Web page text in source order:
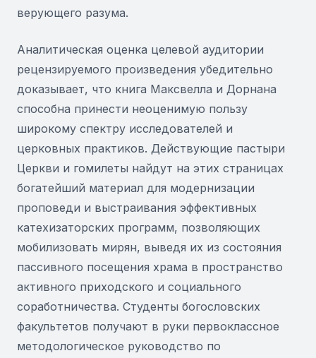
верующего разума.
Аналитическая оценка целевой аудитории
рецензируемого произведения убедительно
доказывает, что книга Максвелла и Дорнана
способна принести неоценимую пользу
широкому спектру исследователей и
церковных практиков. Действующие пастыри
Церкви и гомилеты найдут на этих страницах
богатейший материал для модернизации
проповеди и выстраивания эффективных
катехизаторских программ, позволяющих
мобилизовать мирян, выведя их из состояния
пассивного посещения храма в пространство
активного приходского и социального
соработничества. Студенты богословских
факультетов получают в руки первоклассное
методологическое руководство по